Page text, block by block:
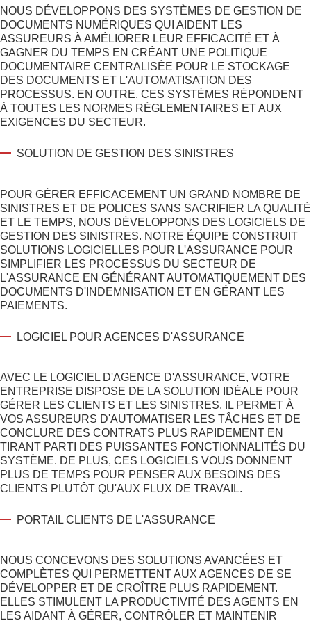
NOUS DÉVELOPPONS DES SYSTÈMES DE GESTION DE
DOCUMENTS NUMÉRIQUES QUI AIDENT LES
ASSUREURS À AMÉLIORER LEUR EFFICACITÉ ET À
GAGNER DU TEMPS EN CRÉANT UNE POLITIQUE
DOCUMENTAIRE CENTRALISÉE POUR LE STOCKAGE
DES DOCUMENTS ET L'AUTOMATISATION DES
PROCESSUS. EN OUTRE, CES SYSTÈMES RÉPONDENT
À TOUTES LES NORMES RÉGLEMENTAIRES ET AUX
EXIGENCES DU SECTEUR.
SOLUTION DE GESTION DES SINISTRES
POUR GÉRER EFFICACEMENT UN GRAND NOMBRE DE
SINISTRES ET DE POLICES SANS SACRIFIER LA QUALITÉ
ET LE TEMPS, NOUS DÉVELOPPONS DES LOGICIELS DE
GESTION DES SINISTRES. NOTRE ÉQUIPE CONSTRUIT
SOLUTIONS LOGICIELLES POUR L'ASSURANCE POUR
SIMPLIFIER LES PROCESSUS DU SECTEUR DE
L'ASSURANCE EN GÉNÉRANT AUTOMATIQUEMENT DES
DOCUMENTS D'INDEMNISATION ET EN GÉRANT LES
PAIEMENTS.
LOGICIEL POUR AGENCES D'ASSURANCE
AVEC LE LOGICIEL D'AGENCE D'ASSURANCE, VOTRE
ENTREPRISE DISPOSE DE LA SOLUTION IDÉALE POUR
GÉRER LES CLIENTS ET LES SINISTRES. IL PERMET À
VOS ASSUREURS D'AUTOMATISER LES TÂCHES ET DE
CONCLURE DES CONTRATS PLUS RAPIDEMENT EN
TIRANT PARTI DES PUISSANTES FONCTIONNALITÉS DU
SYSTÈME. DE PLUS, CES LOGICIELS VOUS DONNENT
PLUS DE TEMPS POUR PENSER AUX BESOINS DES
CLIENTS PLUTÔT QU'AUX FLUX DE TRAVAIL.
PORTAIL CLIENTS DE L'ASSURANCE
NOUS CONCEVONS DES SOLUTIONS AVANCÉES ET
COMPLÈTES QUI PERMETTENT AUX AGENCES DE SE
DÉVELOPPER ET DE CROÎTRE PLUS RAPIDEMENT.
ELLES STIMULENT LA PRODUCTIVITÉ DES AGENTS EN
LES AIDANT À GÉRER, CONTRÔLER ET MAINTENIR